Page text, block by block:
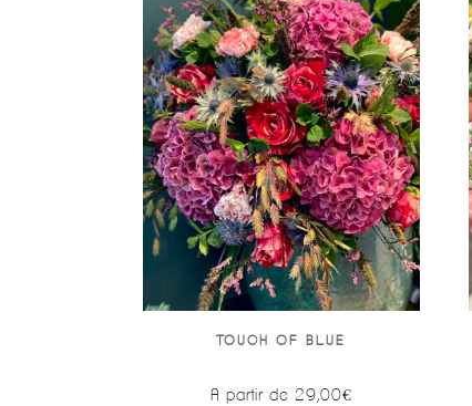
TOUCH OF BLUE
A partir de 29,00€